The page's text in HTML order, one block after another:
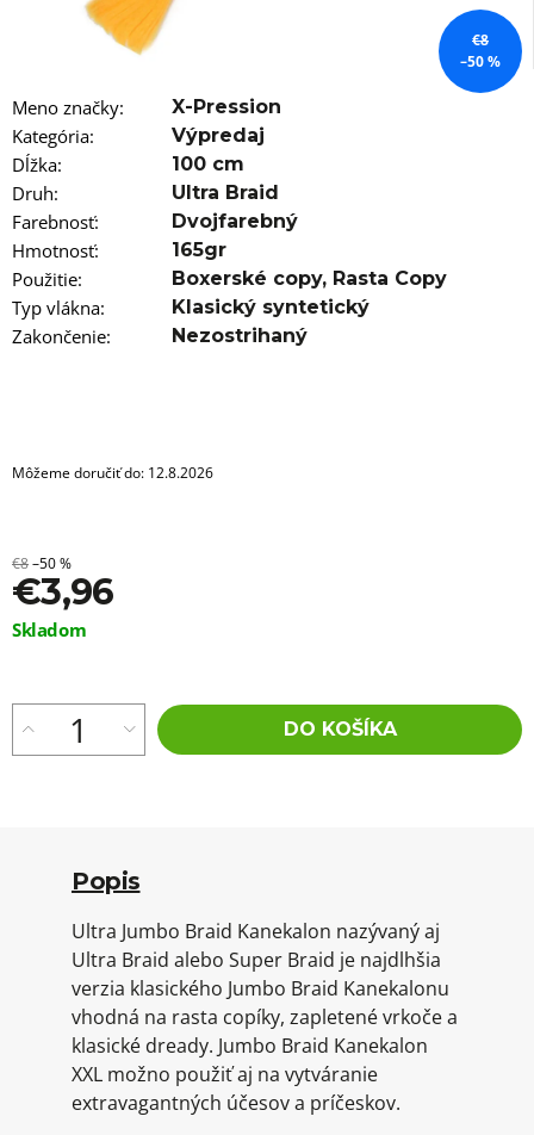
€8
–50 %
Meno značky: X-Pression
Kategória: Výpredaj
Dĺžka: 100 cm
Druh: Ultra Braid
Farebnosť: Dvojfarebný
Hmotnosť: 165gr
Použitie: Boxerské copy, Rasta Copy
Typ vlákna: Klasický syntetický
Zakončenie: Nezostrihaný
Môžeme doručiť do: 12.8.2026
€8–50 %
€3,96
Jednotková
Skladom
DO KOŠÍKA
Popis
Ultra Jumbo Braid Kanekalon nazývaný aj
Ultra Braid alebo Super Braid je najdlhšia
verzia klasického Jumbo Braid Kanekalonu
vhodná na rasta copíky, zapletené vrkoče a
klasické dready. Jumbo Braid Kanekalon
XXL možno použiť aj na vytváranie
extravagantných účesov a príčeskov.
o
r
ú
č
a
m
100%
EZ
KANEKALON